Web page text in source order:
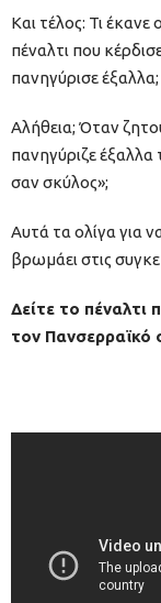
Και τέλος: Τι
πέναλτι που
πανηγύρισε έξαλλα;
Αλήθεια; Όταν
πανηγύριζε
σαν σκύλος»;
Αυτά τα ολίγα για
βρωμάει στις
Δείτε το πέναλτι
τον Πανσερραϊκό